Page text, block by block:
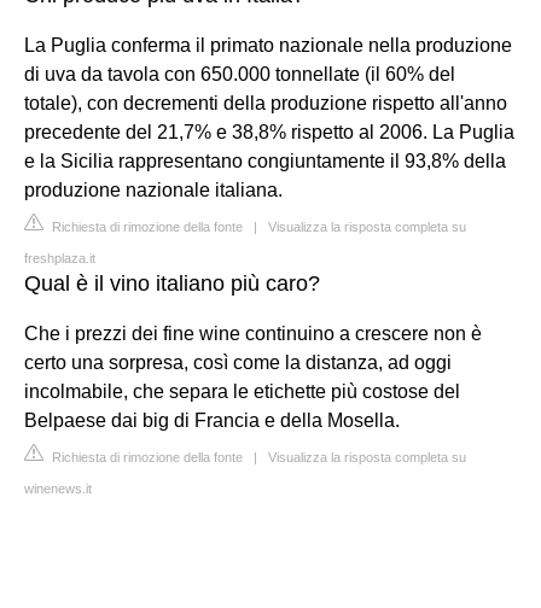
La Puglia conferma il primato nazionale nella produzione
di uva da tavola con 650.000 tonnellate (il 60% del
totale), con decrementi della produzione rispetto all'anno
precedente del 21,7% e 38,8% rispetto al 2006. La Puglia
e la Sicilia rappresentano congiuntamente il 93,8% della
produzione nazionale italiana.
Richiesta di rimozione della fonte | Visualizza la risposta completa su
freshplaza.it
Qual è il vino italiano più caro?
Che i prezzi dei fine wine continuino a crescere non è
certo una sorpresa, così come la distanza, ad oggi
incolmabile, che separa le etichette più costose del
Belpaese dai big di Francia e della Mosella.
Richiesta di rimozione della fonte | Visualizza la risposta completa su
winenews.it